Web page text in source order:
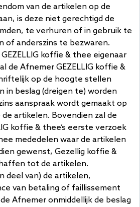
van de artikelen op de
is deze niet gerechtigd de
te verhuren of in gebruik te
of anderszins te bezwaren.
koffie & thee eigenaar
de Afnemer GEZELLIG koffie &
op de hoogte stellen
in beslag (dreigen te) worden
aanspraak wordt gemaakt op
artikelen. Bovendien zal de
koffie & thee’s eerste verzoek
mededelen waar de artikelen
gewenst, Gezellig koffie &
tot de artikelen.
deel van) de artikelen,
van betaling of faillissement
Afnemer onmiddellijk de beslag